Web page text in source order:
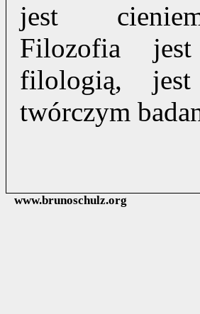
jest
Filozofia jest
filologią, jest
twórczym
www.brunoschulz.org